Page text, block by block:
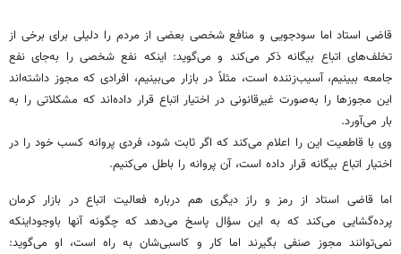
قاضی استاد اما سودجویی و منافع شخصی بعضی از مردم را دلیلی برای برخی از
تخلف‌های اتباع بیگانه ذکر می‌کند و می‌گوید: اینکه نفع شخصی را به‌جای نفع
جامعه ببینیم، آسیب‌زننده است، مثلاً در بازار می‌بینیم، افرادی که مجوز داشته‌اند
این مجوزها را به‌صورت غیرقانونی در اختیار اتباع قرار داده‌اند که مشکلاتی را به
بار می‌آورد.
وی با قاطعیت این را اعلام می‌کند که اگر ثابت شود، فردی پروانه کسب خود را در
اختیار اتباع بیگانه قرار داده است، آن پروانه را باطل می‌کنیم.
اما قاضی استاد از رمز و راز دیگری هم درباره فعالیت اتباع در بازار کرمان
پرده‌گشایی می‌کند که به این سؤال پاسخ می‌دهد که چگونه آنها باوجوداینکه
نمی‌توانند مجوز صنفی بگیرند اما کار و کاسبی‌شان به راه است، او می‌گوید: